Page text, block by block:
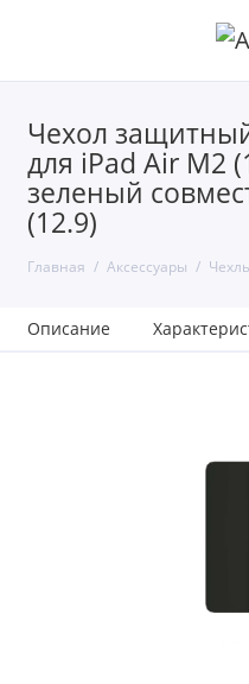
Чехол
для iPad Air M2
зеленый
(12.9)
Главная Аксессуары
Описание